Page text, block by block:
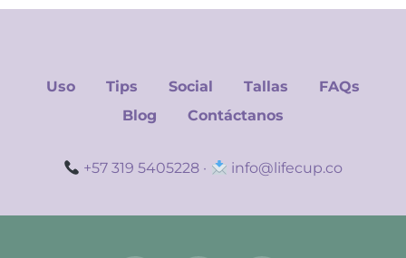
Uso Tips Social Tallas
FAQs
Blog
Contáctanos
+57 319 5405228 · info@lifecup.co